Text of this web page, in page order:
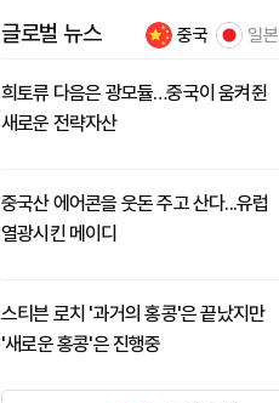
글로벌 뉴스 중국 일본
희토류 다음은 광모듈…중국이 움켜쥔
새로운 전략자산
중국산 에어콘을 웃돈 주고 산다...유럽
열광시킨 메이디
스티븐 로치 '과거의 홍콩'은 끝났지만
'새로운 홍콩'은 진행중